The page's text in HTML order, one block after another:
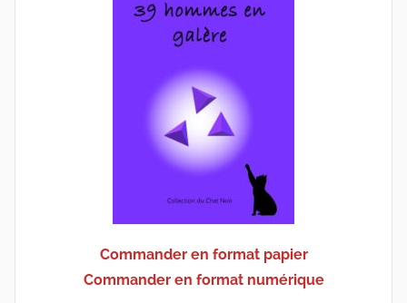
Commander en format papier
Commander en format numérique